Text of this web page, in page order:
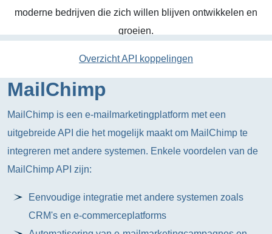
moderne bedrijven die zich willen blijven ontwikkelen en
groeien.
Overzicht API koppelingen
MailChimp
MailChimp is een e-mailmarketingplatform met een
uitgebreide API die het mogelijk maakt om MailChimp te
integreren met andere systemen. Enkele voordelen van de
MailChimp API zijn:
Eenvoudige integratie met andere systemen zoals
CRM's en e-commerceplatforms